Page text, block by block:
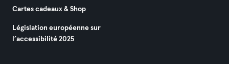
Cartes cadeaux & Shop
Législation européenne sur
l’accessibilité 2025